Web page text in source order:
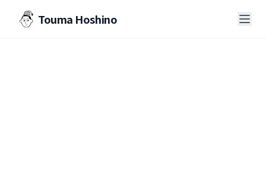
Touma Hoshino